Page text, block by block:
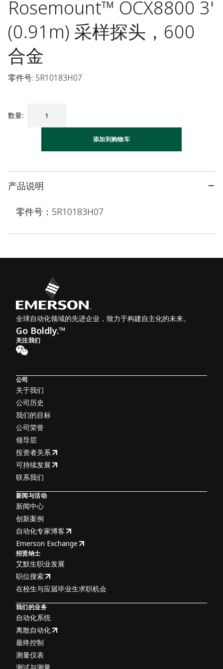
Rosemount™ OCX8800 3'
(0.91m) 采样探头，600
合金
零件号: 5R10183H07
数量:
添加到购物车
产品说明
零件号：5R10183H07
全球自动化领域的先进企业，致力于构建自主化的未来。
Go Boldly.™
关注我们
公司
关于我们
公司历史
我们的目标
公司荣誉
领导层
投资者关系
可持续发展
联系我们
新闻与活动
新闻中心
创新案例
自动化专家博客
Emerson Exchange
招贤纳士
艾默生职业发展
职位搜索
在校生与应届毕业生求职机会
我们的业务
自动化系统
离散自动化
最终控制
测量仪表